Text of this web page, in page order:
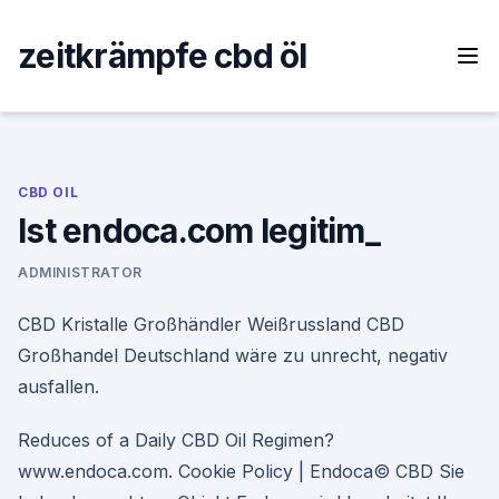
content
zeitkrämpfe cbd öl
CBD OIL
Ist endoca.com legitim_
ADMINISTRATOR
CBD Kristalle Großhändler Weißrussland CBD
Großhandel Deutschland wäre zu unrecht, negativ
ausfallen.
Reduces of a Daily CBD Oil Regimen?
www.endoca.com. Cookie Policy | Endoca© CBD Sie